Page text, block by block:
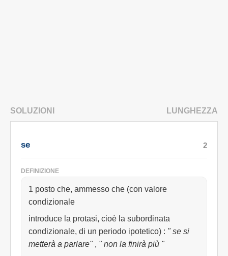
SOLUZIONI LUNGHEZZA
se
DEFINIZIONE
1 posto che, ammesso che (con valore
condizionale
introduce la protasi, cioè la subordinata
condizionale, di un periodo ipotetico) : " se si
metterà a parlare" , " non la finirà più "
2